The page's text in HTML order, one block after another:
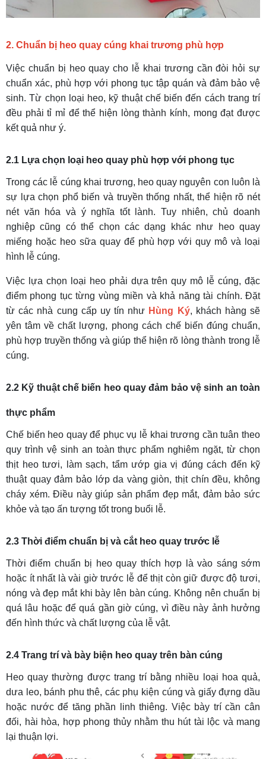
2. Chuẩn bị heo quay cúng khai trương phù hợp
Việc chuẩn bị heo quay cho lễ khai trương cần đòi hỏi sự
chuẩn xác, phù hợp với phong tục tập quán và đảm bảo vệ
sinh. Từ chọn loại heo, kỹ thuật chế biến đến cách trang trí
đều phải tỉ mỉ để thể hiện lòng thành kính, mong đạt được
kết quả như ý.
2.1 Lựa chọn loại heo quay phù hợp với phong tục
Trong các lễ cúng khai trương, heo quay nguyên con luôn là
sự lựa chọn phổ biến và truyền thống nhất, thể hiện rõ nét
nét văn hóa và ý nghĩa tốt lành. Tuy nhiên, chủ doanh
nghiệp cũng có thể chọn các dạng khác như heo quay
miếng hoặc heo sữa quay để phù hợp với quy mô và loại
hình lễ cúng.
Việc lựa chọn loại heo phải dựa trên quy mô lễ cúng, đặc
điểm phong tục từng vùng miền và khả năng tài chính. Đặt
từ các nhà cung cấp uy tín như Hùng Ký, khách hàng sẽ
yên tâm về chất lượng, phong cách chế biến đúng chuẩn,
phù hợp truyền thống và giúp thể hiện rõ lòng thành trong lễ
cúng.
2.2 Kỹ thuật chế biến heo quay đảm bảo vệ sinh an toàn
thực phẩm
Chế biến heo quay để phục vụ lễ khai trương cần tuân theo
quy trình vệ sinh an toàn thực phẩm nghiêm ngặt, từ chọn
thịt heo tươi, làm sạch, tẩm ướp gia vị đúng cách đến kỹ
thuật quay đảm bảo lớp da vàng giòn, thịt chín đều, không
cháy xém. Điều này giúp sản phẩm đẹp mắt, đảm bảo sức
khỏe và tạo ấn tượng tốt trong buổi lễ.
2.3 Thời điểm chuẩn bị và cắt heo quay trước lễ
Thời điểm chuẩn bị heo quay thích hợp là vào sáng sớm
hoặc ít nhất là vài giờ trước lễ để thịt còn giữ được độ tươi,
nóng và đẹp mắt khi bày lên bàn cúng. Không nên chuẩn bị
quá lâu hoặc để quá gần giờ cúng, vì điều này ảnh hưởng
đến hình thức và chất lượng của lễ vật.
2.4 Trang trí và bày biện heo quay trên bàn cúng
Heo quay thường được trang trí bằng nhiều loại hoa quả,
dưa leo, bánh phu thê, các phụ kiện cúng và giấy đựng dầu
hoặc nước để tăng phần linh thiêng. Việc bày trí cần cân
đối, hài hòa, hợp phong thủy nhằm thu hút tài lộc và mang
lại thuận lợi.